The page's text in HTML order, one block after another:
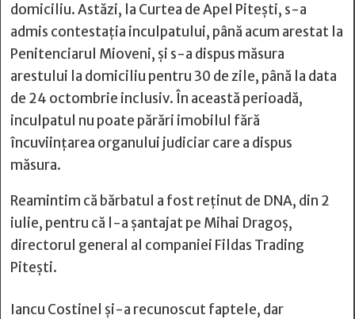
domiciliu. Astăzi, la Curtea de Apel Pitești, s-a
admis contestația inculpatului, până acum arestat la
Penitenciarul Mioveni, și s-a dispus măsura
arestului la domiciliu pentru 30 de zile, până la data
de 24 octombrie inclusiv. În această perioadă,
inculpatul nu poate părări imobilul fără
încuviințarea organului judiciar care a dispus
măsura.
Reamintim că bărbatul a fost reținut de DNA, din 2
iulie, pentru că l-a șantajat pe Mihai Dragoş,
directorul general al companiei Fildas Trading
Piteşti.
Iancu Costinel și-a recunoscut faptele, dar